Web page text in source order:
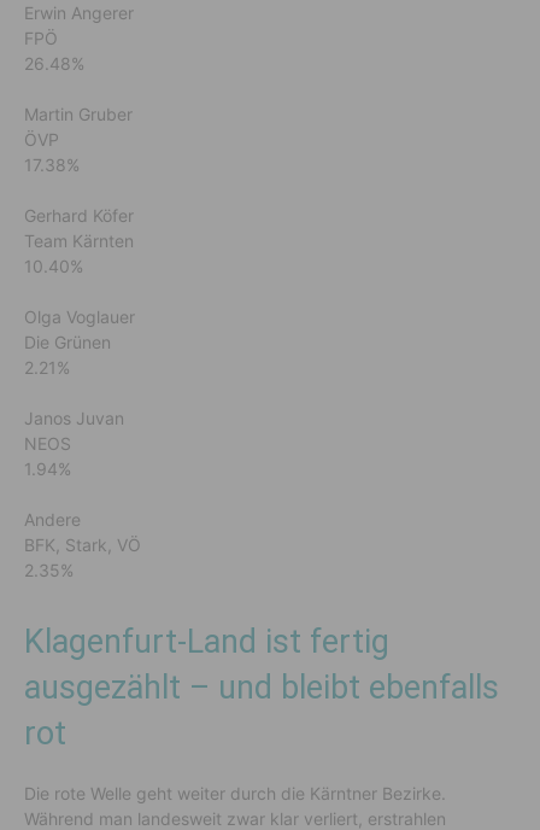
Erwin Angerer
FPÖ
26.48%
Martin Gruber
ÖVP
17.38%
Gerhard Köfer
Team Kärnten
10.40%
Olga Voglauer
Die Grünen
2.21%
Janos Juvan
NEOS
1.94%
Andere
BFK, Stark, VÖ
2.35%
Klagenfurt-Land ist fertig
ausgezählt – und bleibt ebenfalls
rot
Die rote Welle geht weiter durch die Kärntner Bezirke.
Während man landesweit zwar klar verliert, erstrahlen